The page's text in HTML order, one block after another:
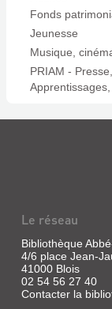
Fonds
Jeunesse
Musique,
PRIAM -
Le réseau
Bibliothèque
4/6 place Jean-
41000 Blois
02 54 56 27 40
Contacter la